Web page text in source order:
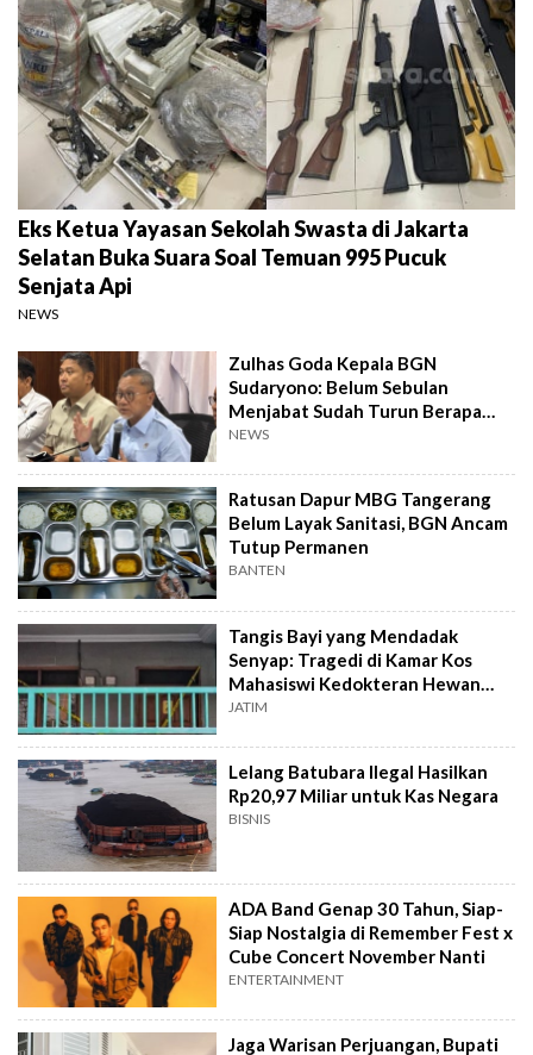
Eks Ketua Yayasan Sekolah Swasta di Jakarta
Selatan Buka Suara Soal Temuan 995 Pucuk
Senjata Api
NEWS
Zulhas Goda Kepala BGN
Sudaryono: Belum Sebulan
Menjabat Sudah Turun Berapa
Kilo?
NEWS
Ratusan Dapur MBG Tangerang
Belum Layak Sanitasi, BGN Ancam
Tutup Permanen
BANTEN
Tangis Bayi yang Mendadak
Senyap: Tragedi di Kamar Kos
Mahasiswi Kedokteran Hewan
Surabaya
JATIM
Lelang Batubara Ilegal Hasilkan
Rp20,97 Miliar untuk Kas Negara
BISNIS
ADA Band Genap 30 Tahun, Siap-
Siap Nostalgia di Remember Fest x
Cube Concert November Nanti
ENTERTAINMENT
Jaga Warisan Perjuangan, Bupati